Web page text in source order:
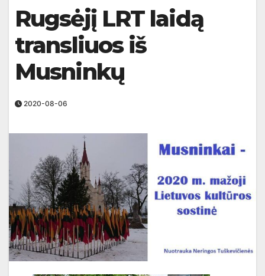
Rugsėjį LRT laidą
transliuos iš
Musninkų
2020-08-06